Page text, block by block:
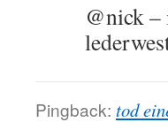
@nick
Pingback: tod